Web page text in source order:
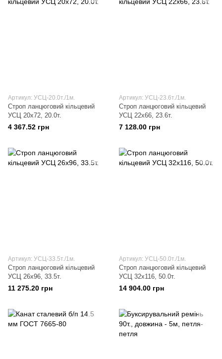
Артикул: УСЦ-20.0т./1м.
Строп ланцюговий кільцевий
УСЦ 20х72, 20.0т.
4 367.52 грн
Артикул: УСЦ-23.6т./1м.
Строп ланцюговий кільцевий
УСЦ 22х66, 23.6т.
7 128.00 грн
Артикул: УСЦ-33.5т./1м.
Строп ланцюговий кільцевий
УСЦ 26х96, 33.5т.
11 275.20 грн
Артикул: УСЦ-50.0т./1м.
Строп ланцюговий кільцевий
УСЦ 32х116, 50.0т.
14 904.00 грн